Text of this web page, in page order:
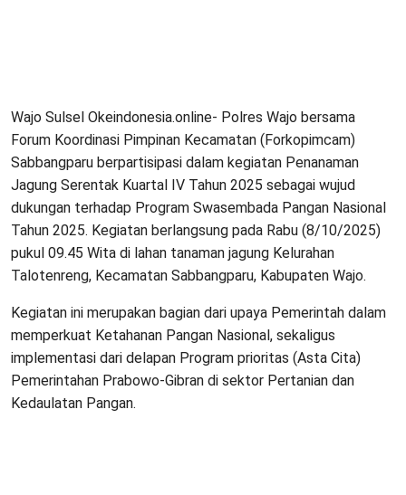
Wajo Sulsel Okeindonesia.online- Polres Wajo bersama
Forum Koordinasi Pimpinan Kecamatan (Forkopimcam)
Sabbangparu berpartisipasi dalam kegiatan Penanaman
Jagung Serentak Kuartal IV Tahun 2025 sebagai wujud
dukungan terhadap Program Swasembada Pangan Nasional
Tahun 2025. Kegiatan berlangsung pada Rabu (8/10/2025)
pukul 09.45 Wita di lahan tanaman jagung Kelurahan
Talotenreng, Kecamatan Sabbangparu, Kabupaten Wajo.
Kegiatan ini merupakan bagian dari upaya Pemerintah dalam
memperkuat Ketahanan Pangan Nasional, sekaligus
implementasi dari delapan Program prioritas (Asta Cita)
Pemerintahan Prabowo-Gibran di sektor Pertanian dan
Kedaulatan Pangan.